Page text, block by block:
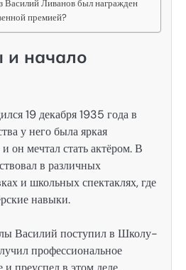
Василий Ливанов был награжден
премией?
и начало
19 декабря 1935 года в
у него была яркая
он мечтал стать актёром. В
в различных
и школьных спектаклях, где
навыки.
Василий поступил в Школу-
профессиональное